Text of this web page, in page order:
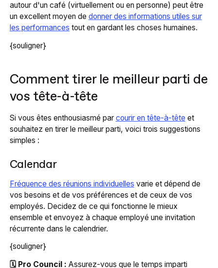
autour d'un café (virtuellement ou en personne) peut être
un excellent moyen de donner des informations utiles sur
les performances tout en gardant les choses humaines.
{souligner}
Comment tirer le meilleur parti de
vos tête-à-tête
Si vous êtes enthousiasmé par courir en tête-à-tête et
souhaitez en tirer le meilleur parti, voici trois suggestions
simples :
Calendar
Fréquence des réunions individuelles varie et dépend de
vos besoins et de vos préférences et de ceux de vos
employés. Decidez de ce qui fonctionne le mieux
ensemble et envoyez à chaque employé une invitation
récurrente dans le calendrier.
{souligner}
🗓️ Pro Council : Assurez-vous que le temps imparti